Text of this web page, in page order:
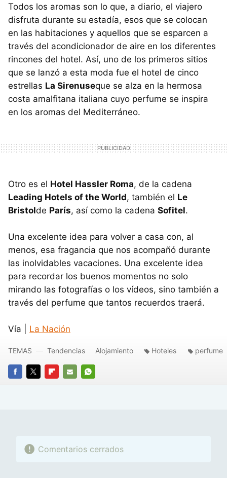
Todos los aromas son lo que, a diario, el viajero
disfruta durante su estadía, esos que se colocan
en las habitaciones y aquellos que se esparcen a
través del acondicionador de aire en los diferentes
rincones del hotel. Así, uno de los primeros sitios
que se lanzó a esta moda fue el hotel de cinco
estrellas La Sirenuseque se alza en la hermosa
costa amalfitana italiana cuyo perfume se inspira
en los aromas del Mediterráneo.
Otro es el Hotel Hassler Roma, de la cadena
Leading Hotels of the World, también el Le
Bristolde París, así como la cadena Sofitel.
Una excelente idea para volver a casa con, al
menos, esa fragancia que nos acompañó durante
las inolvidables vacaciones. Una excelente idea
para recordar los buenos momentos no solo
mirando las fotografías o los vídeos, sino también a
través del perfume que tantos recuerdos traerá.
Vía | La Nación
FACEBOOK
TWITTERFLIPBOARD
E-
WHATSAPP
TEMAS Tendencias Alojamiento Hoteles perfume
Comentarios cerrados